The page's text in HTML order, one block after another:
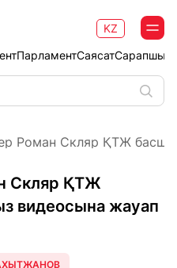
ПарламентСаясат
KZ
Роман Скляр ҚТЖ
Скляр ҚТЖ
видеосына жауап